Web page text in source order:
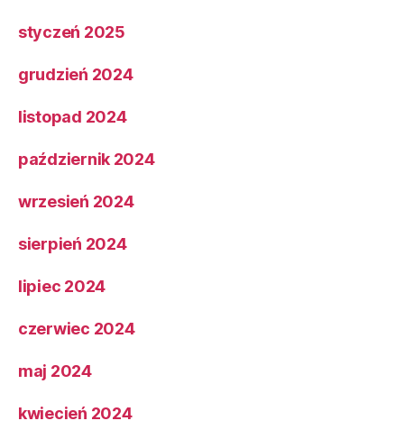
styczeń 2025
grudzień 2024
listopad 2024
październik 2024
wrzesień 2024
sierpień 2024
lipiec 2024
czerwiec 2024
maj 2024
kwiecień 2024